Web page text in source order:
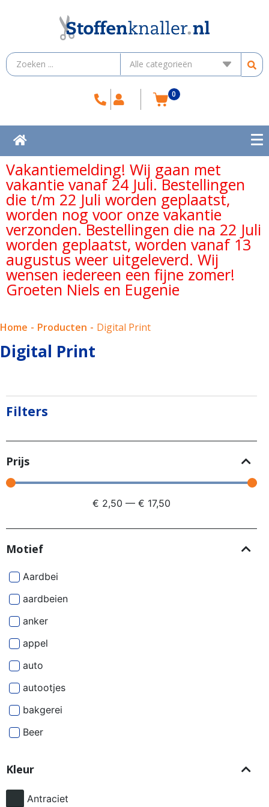
0
Vakantiemelding! Wij gaan met
vakantie vanaf 24 Juli. Bestellingen
die t/m 22 Juli worden geplaatst,
worden nog voor onze vakantie
verzonden. Bestellingen die na 22 Juli
worden geplaatst, worden vanaf 13
augustus weer uitgeleverd. Wij
wensen iedereen een fijne zomer!
Groeten Niels en Eugenie
Home - Producten - Digital Print
Digital Print
Filters
Prijs
€ 2,50 — € 17,50
Motief
Aardbei
aardbeien
anker
appel
auto
autootjes
bakgerei
Beer
besjes
bier
Kleur
Antraciet